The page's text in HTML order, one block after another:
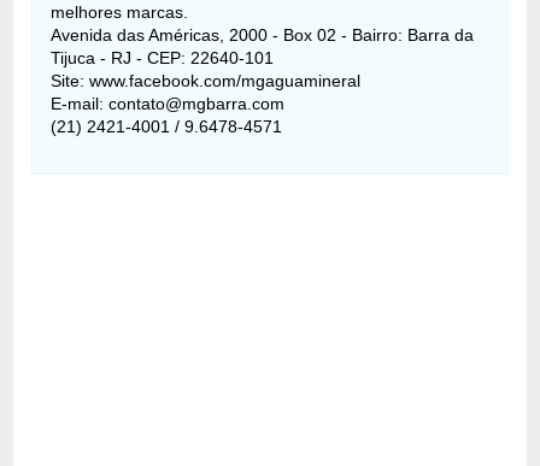
melhores marcas.
Avenida das Américas, 2000 - Box 02 - Bairro: Barra da
Tijuca - RJ - CEP: 22640-101
Site: www.facebook.com/mgaguamineral
E-mail: contato@mgbarra.com
(21) 2421-4001 / 9.6478-4571